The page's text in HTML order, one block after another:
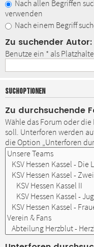
Nach allen Begriffen
verwenden
Nach einem Begriff
Zu suchender Autor:
Benutze ein * als
SUCHOPTIONEN
Zu durchsuchende
Wähle das Forum oder
soll. Unterforen werden
die Option „Unterforen